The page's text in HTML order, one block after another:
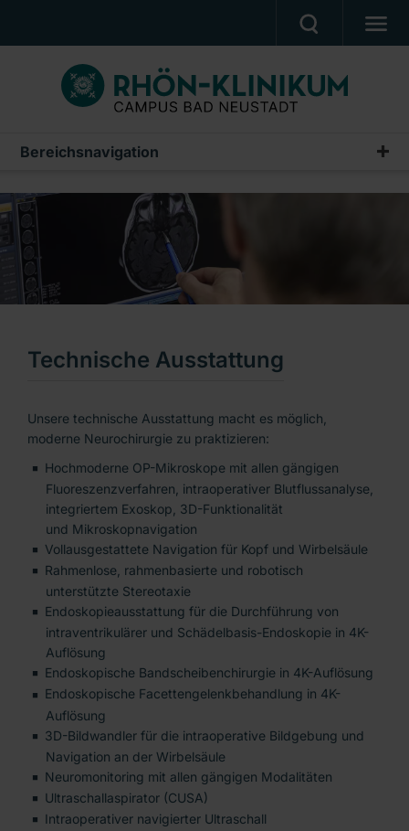
MEDIZIN & PFLEGE
PATIENTEN & BESUCHER
CAMPUS AKADEMIE
NOTFALL
Bereichsnavigation
Neurochirurgie
Leistungsspektrum
Operationsverfahren und Behandlungsmethoden
Technische Ausstattung
Team
Kooperationspartner
Technische Ausstattung
Unsere technische Ausstattung macht es möglich,
moderne Neurochirurgie zu praktizieren:
Hochmoderne OP-Mikroskope mit allen gängigen
Fluoreszenzverfahren, intraoperativer Blutflussanalyse,
integriertem Exoskop, 3D-Funktionalität
und Mikroskopnavigation
Vollausgestattete Navigation für Kopf und Wirbelsäule
Rahmenlose, rahmenbasierte und robotisch
unterstützte Stereotaxie
Endoskopieausstattung für die Durchführung von
intraventrikulärer und Schädelbasis-Endoskopie in 4K-
Auflösung
Endoskopische Bandscheibenchirurgie in 4K-Auflösung
Endoskopische Facettengelenkbehandlung in 4K-
Auflösung
3D-Bildwandler für die intraoperative Bildgebung und
Navigation an der Wirbelsäule
Neuromonitoring mit allen gängigen Modalitäten
Ultraschallaspirator (CUSA)
Intraoperativer navigierter Ultraschall